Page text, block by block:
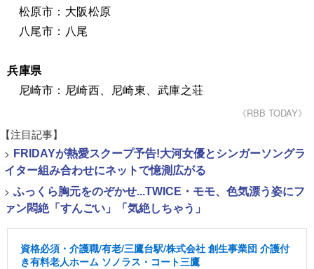
松原市：大阪松原
八尾市：八尾
兵庫県
尼崎市：尼崎西、尼崎東、武庫之荘
《RBB TODAY》
【注目記事】
> FRIDAYが熱愛スクープ予告!大河女優とシンガーソングラ
イター組み合わせにネットで憶測広がる
> ふっくら胸元をのぞかせ...TWICE・モモ、色気漂う姿にフ
ァン悶絶「すんごい」「気絶しちゃう」
資格必須・介護職/有老/三鷹台駅/株式会社 創生事業団 介護付
き有料老人ホーム ソノラス・コート三鷹